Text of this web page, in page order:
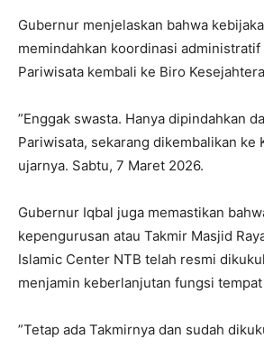
​Gubernur menjelaskan bahwa
memindahkan koordinasi administratif
Pariwisata kembali ke Biro
​”Enggak swasta. Hanya dipindahkan
Pariwisata, sekarang dikembalikan ke
ujarnya. Sabtu, 7 Maret 2026.
​Gubernur Iqbal juga memastikan
kepengurusan atau Takmir Masjid
Islamic Center NTB telah resmi
menjamin keberlanjutan fungsi tempat
​”Tetap ada Takmirnya dan sudah